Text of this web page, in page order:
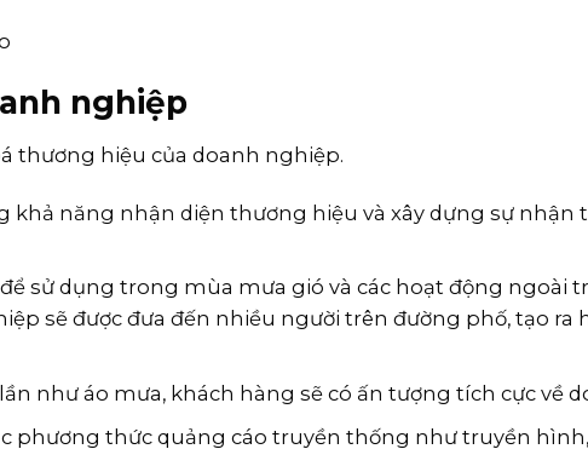
nghiệp
thương hiệu của doanh nghiệp.
năng nhận diện thương hiệu và xây dựng sự nhận
sử dụng trong mùa mưa gió và các hoạt động ngoài
sẽ được đưa đến nhiều người trên đường phố, tạo ra
như áo mưa, khách hàng sẽ có ấn tượng tích cực về
phương thức quảng cáo truyền thống như truyền